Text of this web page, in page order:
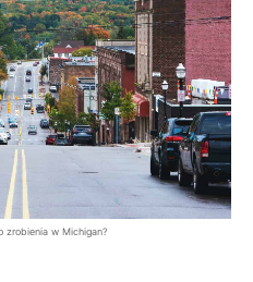
zrobienia w Michigan?